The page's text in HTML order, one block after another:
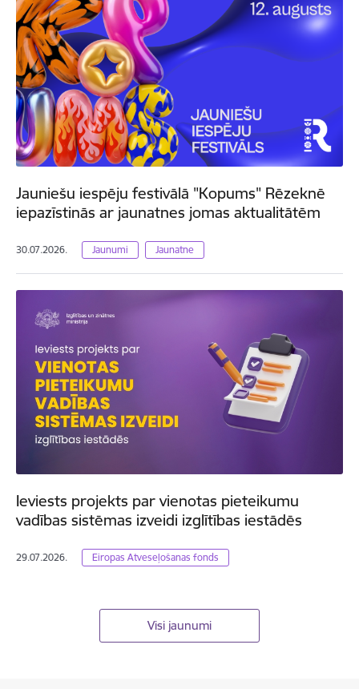
Jauniešu iespēju festivālā "Kopums" Rēzeknē
iepazīstinās ar jaunatnes jomas aktualitātēm
30.07.2026. Jaunumi Jaunatne
Ieviests projekts par vienotas pieteikumu
vadības sistēmas izveidi izglītības iestādēs
29.07.2026. Eiropas Atveseļošanas fonds
Visi jaunumi